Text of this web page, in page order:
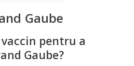
Gaube
pentru a
Gaube?